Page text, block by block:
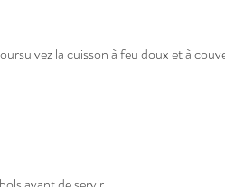
la cuisson à feu doux et à